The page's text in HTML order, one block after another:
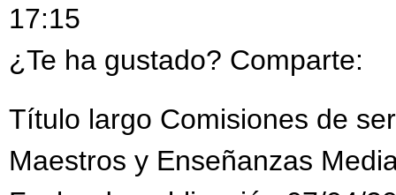
17:15
¿Te ha gustado? Comparte:
Título largo Comisiones de
Maestros y Enseñanzas